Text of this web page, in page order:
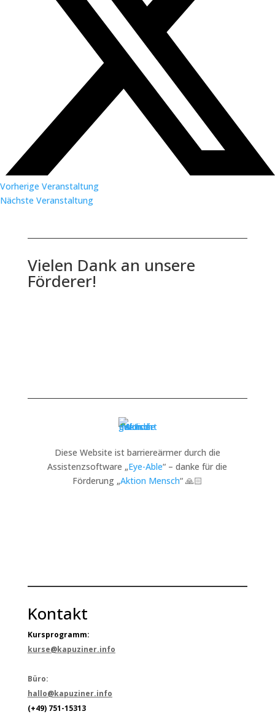
Vorherige Veranstaltung
Nächste Veranstaltung
Vielen Dank an unsere
Förderer!
Diese Website ist barriereärmer durch die
Assistenzsoftware „Eye-Able“ – danke für die
Förderung „Aktion Mensch“ 🙏🏻
Kontakt
Kursprogramm:
kurse@kapuziner.info
Büro:
hallo@kapuziner.info
(+49) 751-15313